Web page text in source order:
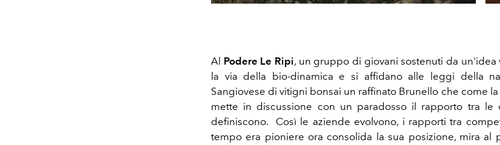
Al Podere Le Ripi, un gruppo di giovani sostenuti da
la via della bio-dinamica e si affidano alle leggi della
Sangiovese di vitigni bonsai un raffinato Brunello che come
mette in discussione con un paradosso il rapporto tra
definiscono. Così le aziende evolvono, i rapporti tra
tempo era pioniere ora consolida la sua posizione, mira al